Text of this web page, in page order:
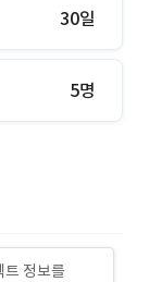
30일
5명
트 정보를